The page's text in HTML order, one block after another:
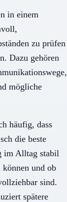
in einem
zu prüfen
Dazu gehören
mögliche
häufig, dass
die beste
im Alltag stabil
und ob
sind.
spätere